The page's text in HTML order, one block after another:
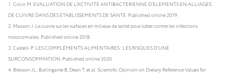
Colin M. EVALUATION DE L’ACTIVITE ANTIBACTERIENNE D’ELEMENTS EN ALLIAGES
DE CUIVRE DANS DES ETABLISSEMENTS DE SANTE. Published online 2019.
Masson J. Le cuivre sur les surfaces en milieux de santé pour lutter contre les infections
nosocomiales. Published online 2018.
Castelli P. LES COMPLÉMENTS ALIMENTAIRES : LES RISQUES D’UNE
SURCONSOMMATION. Published online 2020.
Bresson JL, Burlingame B, Dean T, et al. Scientific Opinion on Dietary Reference Values for